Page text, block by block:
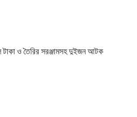
টাকা ও তৈরির সরঞ্জামসহ দুইজন আটক